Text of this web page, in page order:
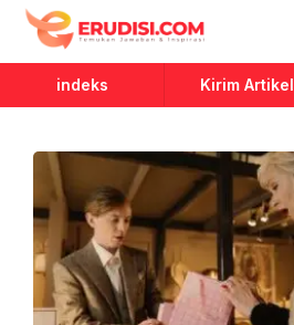
Erudisi
Temukan Jawaban dan Inspirasi
indeks Kirim Artikel